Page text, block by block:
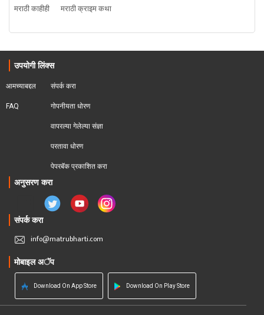
मराठी काहीही
मराठी क्राइम कथा
उपयोगी लिंक्स
आमच्याबद्दल
FAQ
संपर्क करा
गोपनीयता धोरण
वापरल्या गेलेल्या संज्ञा
परतावा धोरण
पेपरबॅक प्रकाशित करा
अनुसरण करा
संपर्क करा
info@matrubharti.com
मोबाइल अॅप
Download On App Store Download On Play Store